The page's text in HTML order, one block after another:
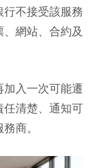
不接受該服務
網站、合約及
入一次可能遷
清楚、通知可
商。